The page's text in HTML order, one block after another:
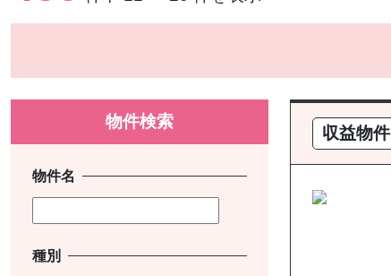
収益物件
物件検索
物件名
種別